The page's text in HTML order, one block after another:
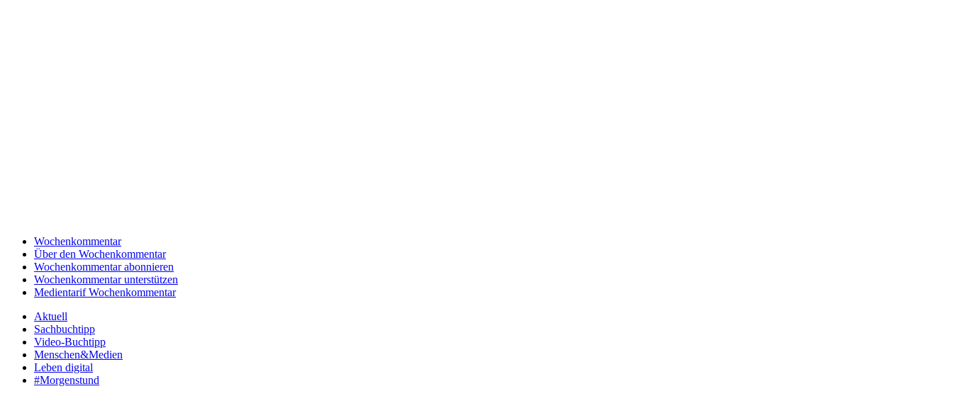
Wochenkommentar
Über den Wochenkommentar
Wochenkommentar abonnieren
Wochenkommentar unterstützen
Medientarif Wochenkommentar
Aktuell
Sachbuchtipp
Video-Buchtipp
Menschen&Medien
Leben digital
#Morgenstund